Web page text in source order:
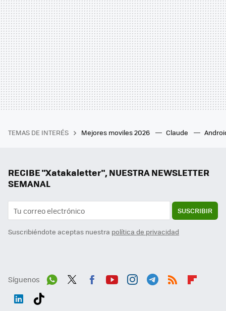
TEMAS DE INTERÉS Mejores moviles 2026 Claude
RECIBE "Xatakaletter", NUESTRA NEWSLETTER
SEMANAL
SUSCRIBIR
Suscribiéndote aceptas nuestra política de privacidad
Síguenos